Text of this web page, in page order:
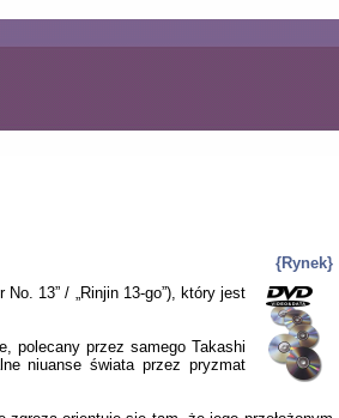
{Rynek}
13” / „Rinjin 13-go”), który jest
polecany przez samego Takashi
niuanse świata przez pryzmat